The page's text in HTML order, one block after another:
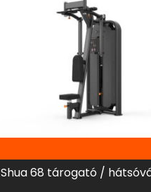
Shua 68 tárogató /